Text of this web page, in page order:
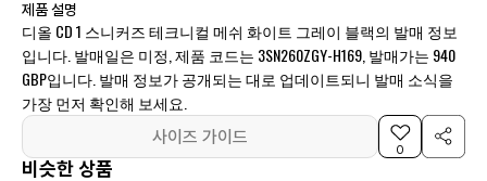
제품 설명
디올 CD 1 스니커즈 테크니컬 메쉬 화이트 그레이 블랙의 발매 정보
입니다. 발매일은 미정, 제품 코드는 3SN260ZGY-H169, 발매가는 940
GBP입니다. 발매 정보가 공개되는 대로 업데이트되니 발매 소식을
가장 먼저 확인해 보세요.
사이즈 가이드
0
비슷한 상품